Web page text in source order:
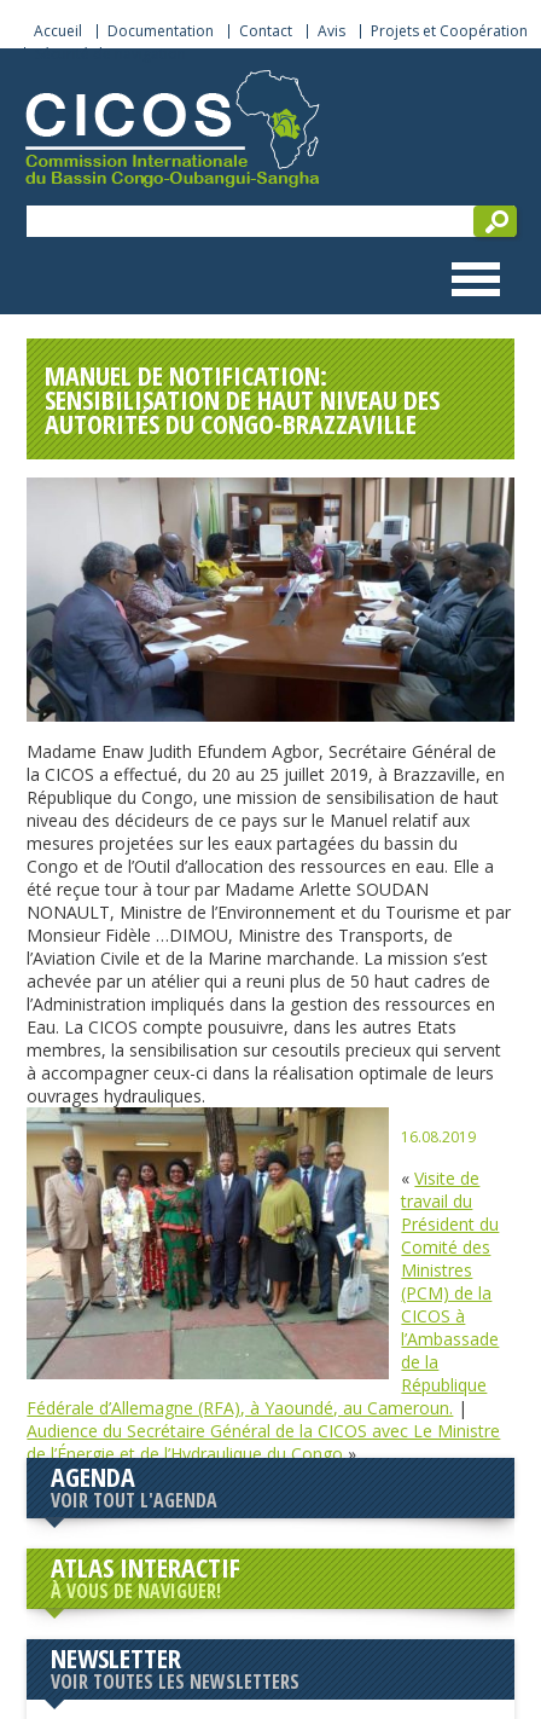
Accueil Documentation Contact Avis
Projets et Coopération
Sécurité de navigation
MANUEL DE NOTIFICATION:
SENSIBILISATION DE HAUT NIVEAU DES
AUTORITÉS DU CONGO-BRAZZAVILLE
Madame Enaw Judith Efundem Agbor, Secrétaire Général de
la CICOS a effectué, du 20 au 25 juillet 2019, à Brazzaville, en
République du Congo, une mission de sensibilisation de haut
niveau des décideurs de ce pays sur le Manuel relatif aux
mesures projetées sur les eaux partagées du bassin du
Congo et de l’Outil d’allocation des ressources en eau. Elle a
été reçue tour à tour par Madame Arlette SOUDAN
NONAULT, Ministre de l’Environnement et du Tourisme et par
Monsieur Fidèle …DIMOU, Ministre des Transports, de
l’Aviation Civile et de la Marine marchande. La mission s’est
achevée par un atélier qui a reuni plus de 50 haut cadres de
l’Administration impliqués dans la gestion des ressources en
Eau. La CICOS compte pousuivre, dans les autres Etats
membres, la sensibilisation sur cesoutils precieux qui servent
à accompagner ceux-ci dans la réalisation optimale de leurs
ouvrages hydrauliques.
16.08.2019
«Visite de
travail du
Président du
Comité des
Ministres
(PCM) de la
CICOS à
l’Ambassade
de la
République
Fédérale d’Allemagne (RFA), à Yaoundé, au Cameroun. |
Audience du Secrétaire Général de la CICOS avec Le Ministre
de l’Énergie et de l’Hydraulique du Congo»
AGENDA
VOIR TOUT L'AGENDA
ATLAS INTERACTIF
À VOUS DE NAVIGUER!
NEWSLETTER
VOIR TOUTES LES NEWSLETTERS